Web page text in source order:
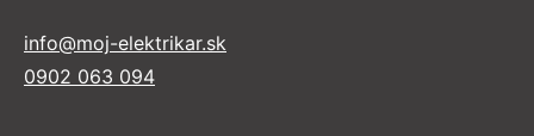
info@moj-elektrikar.sk
0902 063 094